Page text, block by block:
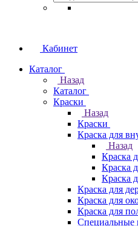
Кабинет
Каталог
Назад
Каталог
Краски
Назад
Краски
Краска для
Назад
Краска
Краска
Краска
Краска для
Краска для
Краска для
Специальные